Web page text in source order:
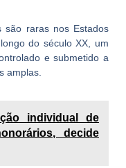
são raras nos Estados
do século XX, um
e submetido a
amplas.
individual de
decide